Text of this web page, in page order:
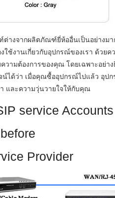
างจากผลิตภัณฑ์ยี่ห้ออื่นเป็นอย่างมา
ช้งานเกี่ยวกับอุปกรณ์ของเรา ด้วยค
ามต้องการของคุณ โดยเฉพาะอย่าง
ได้ว่า เมื่อคุณซื้ออุปกรณ์ไปแล้ว อุป
และความวุ่นวายใจให้กับคุณ
service Accounts
Provider